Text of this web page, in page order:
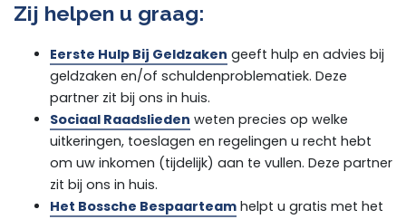
Zij helpen u graag:
Eerste Hulp Bij Geldzaken geeft hulp en advies bij
geldzaken en/of schuldenproblematiek. Deze
partner zit bij ons in huis.
Sociaal Raadslieden weten precies op welke
uitkeringen, toeslagen en regelingen u recht hebt
om uw inkomen (tijdelijk) aan te vullen. Deze partner
zit bij ons in huis.
Het Bossche Bespaarteam helpt u gratis met het